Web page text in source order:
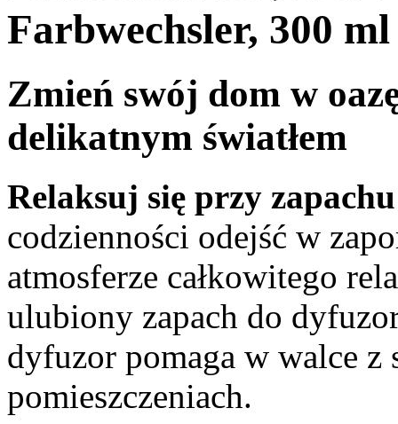
Farbwechsler, 300 ml
Zmień swój dom w
delikatnym światłem
Relaksuj się przy
codzienności odejść w
atmosferze całkowitego
ulubiony zapach do
dyfuzor pomaga w walce
pomieszczeniach.